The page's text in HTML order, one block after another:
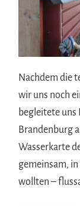
Nachdem die
wir uns noch
begleitete uns
Brandenburg
Wasserkarte
gemeinsam,
wollten –